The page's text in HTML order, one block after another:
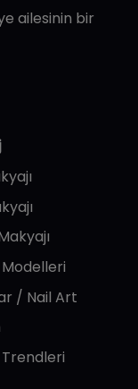
ailesinin bir
/ Nail Art